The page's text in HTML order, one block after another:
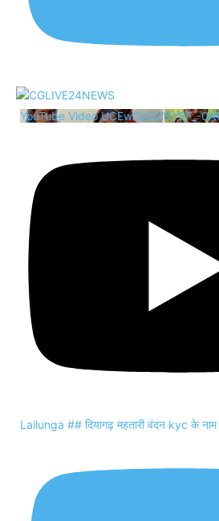
YouTube Video UCEwCsS3f5YEF_-
Lailunga ## दियागढ़ महतारी वंदन kyc के नाम